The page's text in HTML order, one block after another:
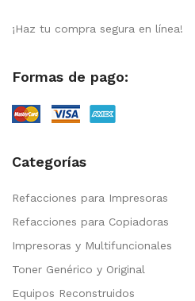
¡Haz tu compra segura en línea!
Formas de pago:
Categorías
Refacciones para Impresoras
Refacciones para Copiadoras
Impresoras y Multifuncionales
Toner Genérico y Original
Equipos Reconstruidos